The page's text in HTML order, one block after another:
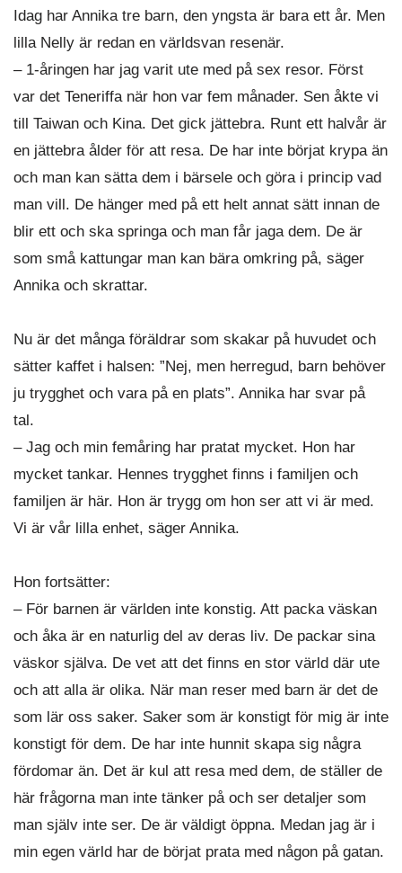
Idag har Annika tre barn, den yngsta är bara ett år. Men
lilla Nelly är redan en världsvan resenär.
– 1-åringen har jag varit ute med på sex resor. Först
var det Teneriffa när hon var fem månader. Sen åkte vi
till Taiwan och Kina. Det gick jättebra. Runt ett halvår är
en jättebra ålder för att resa. De har inte börjat krypa än
och man kan sätta dem i bärsele och göra i princip vad
man vill. De hänger med på ett helt annat sätt innan de
blir ett och ska springa och man får jaga dem. De är
som små kattungar man kan bära omkring på, säger
Annika och skrattar.
Nu är det många föräldrar som skakar på huvudet och
sätter kaffet i halsen: ”Nej, men herregud, barn behöver
ju trygghet och vara på en plats”. Annika har svar på
tal.
– Jag och min femåring har pratat mycket. Hon har
mycket tankar. Hennes trygghet finns i familjen och
familjen är här. Hon är trygg om hon ser att vi är med.
Vi är vår lilla enhet, säger Annika.
Hon fortsätter:
– För barnen är världen inte konstig. Att packa väskan
och åka är en naturlig del av deras liv. De packar sina
väskor själva. De vet att det finns en stor värld där ute
och att alla är olika. När man reser med barn är det de
som lär oss saker. Saker som är konstigt för mig är inte
konstigt för dem. De har inte hunnit skapa sig några
fördomar än. Det är kul att resa med dem, de ställer de
här frågorna man inte tänker på och ser detaljer som
man själv inte ser. De är väldigt öppna. Medan jag är i
min egen värld har de börjat prata med någon på gatan.